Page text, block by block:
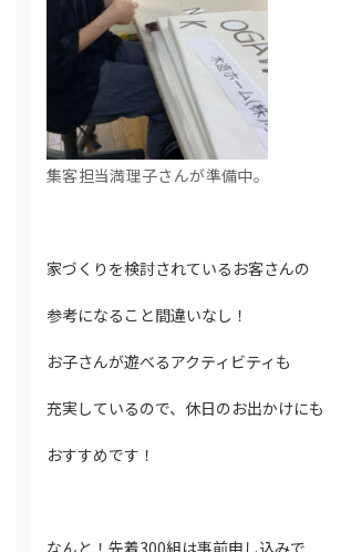
集客担当満理子さんが準備中。
家づくりを検討されているお客さんの
参考になること間違いなし！
お子さんが遊べるアクティビティも
充実しているので、休日のお出かけにも
おすすめです！
なんと！先着300組は事前申し込みで